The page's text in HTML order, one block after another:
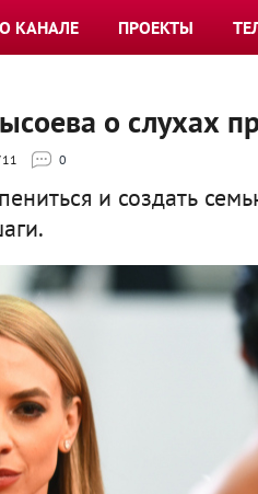
О КАНАЛЕ ПРОЕКТЫ
о слухах
0
и создать